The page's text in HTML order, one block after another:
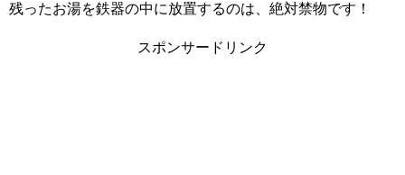
残ったお湯を鉄器の中に放置するのは、絶対禁物です！
スポンサードリンク